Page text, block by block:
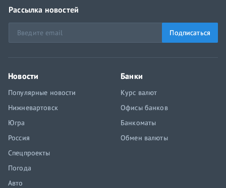
Рассылка новостей
Подписаться
Новости
Популярные новости
Нижневартовск
Югра
Россия
Спецпроекты
Погода
Авто
Банки
Курс валют
Офисы банков
Банкоматы
Обмен валюты